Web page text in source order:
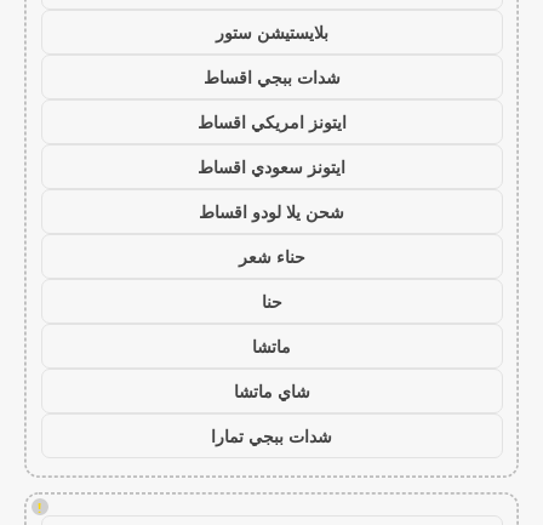
بلايستيشن ستور
شدات ببجي اقساط
ايتونز امريكي اقساط
ايتونز سعودي اقساط
شحن يلا لودو اقساط
حناء شعر
حنا
ماتشا
شاي ماتشا
شدات ببجي تمارا
!